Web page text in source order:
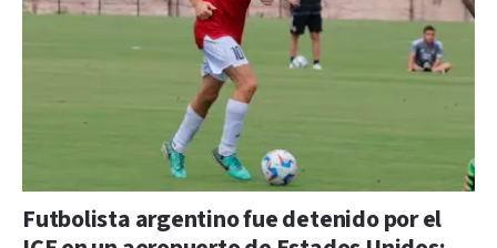
Futbolista argentino fue detenido por el